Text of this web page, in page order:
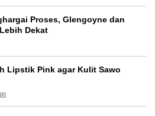
Proses, Glengoyne dan
Dekat
Lipstik Pink agar Kulit Sawo